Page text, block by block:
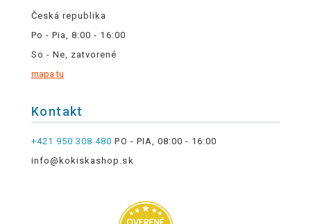
Česká republika
Po - Pia, 8:00 - 16:00
So - Ne, zatvorené
mapa tu
Kontakt
+421 950 308 480 PO - PIA, 08:00 - 16:00
info@kokiskashop.sk